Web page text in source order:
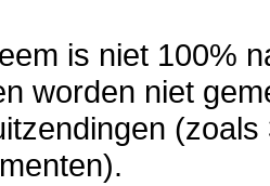
is niet 100%
worden niet